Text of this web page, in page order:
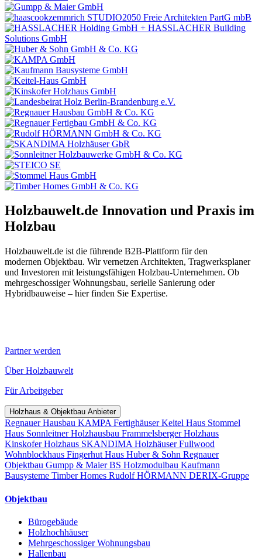
Holzbauwelt.de Innovation und Praxis im
Holzbau
Holzbauwelt.de ist die führende B2B-Plattform für den
modernen Objektbau. Wir vernetzen Architekten, Tragwerksplaner
und Investoren mit leistungsfähigen Holzbau-Unternehmen. Ob
mehrgeschossiger Wohnungsbau, serielle Sanierung oder
Hybridbauweise – hier finden Sie Expertise.
Partner werden
Über Holzbauwelt
Für Arbeitgeber
Holzhaus & Objektbau Anbieter
Regnauer Hausbau KAMPA FertighäuserKeitel Haus Stommel
Haus Sonnleitner Holzhausbau Frammelsberger Holzhaus
Kinskofer Holzhaus SKANDIMA HolzhäuserFullwood
Wohnblockhaus Fingerhut Haus Huber & Sohn Regnauer
Objektbau Gumpp & MaierBS Holzmodulbau Kaufmann
Bausysteme Timber Homes Rudolf HÖRMANN DERIX-Gruppe
Objektbau
Bürogebäude
Holzhochhäuser
Mehrgeschossiger Wohnungsbau
Hallenbau